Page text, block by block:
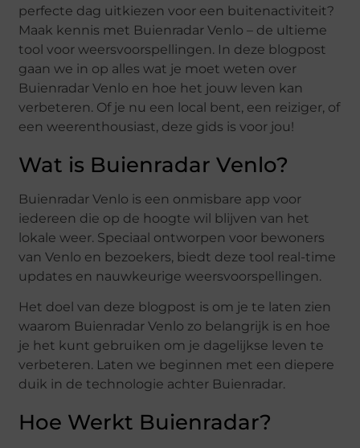
perfecte dag uitkiezen voor een buitenactiviteit?
Maak kennis met Buienradar Venlo – de ultieme
tool voor weersvoorspellingen. In deze blogpost
gaan we in op alles wat je moet weten over
Buienradar Venlo en hoe het jouw leven kan
verbeteren. Of je nu een local bent, een reiziger, of
een weerenthousiast, deze gids is voor jou!
Wat is Buienradar Venlo?
Buienradar Venlo is een onmisbare app voor
iedereen die op de hoogte wil blijven van het
lokale weer. Speciaal ontworpen voor bewoners
van Venlo en bezoekers, biedt deze tool real-time
updates en nauwkeurige weersvoorspellingen.
Het doel van deze blogpost is om je te laten zien
waarom Buienradar Venlo zo belangrijk is en hoe
je het kunt gebruiken om je dagelijkse leven te
verbeteren. Laten we beginnen met een diepere
duik in de technologie achter Buienradar.
Hoe Werkt Buienradar?